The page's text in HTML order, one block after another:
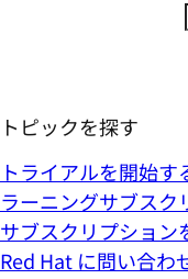
トピックを探す
トライアルを開始す
ラーニングサブスク
サブスクリプション
Red Hat に問い合わ